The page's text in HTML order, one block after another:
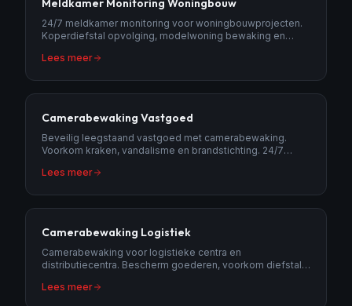
Meldkamer Monitoring Woningbouw
24/7 meldkamer monitoring voor woningbouwprojecten.
Koperdiefstal opvolging, modelwoning bewaking en
Lees meer
Camerabewaking Vastgoed
Beveilig leegstaand vastgoed met camerabewaking.
Voorkom kraken, vandalisme en brandstichting. 24/7
Lees meer
Camerabewaking Logistiek
Camerabewaking voor logistieke centra en
distributiecentra. Bescherm goederen, voorkom diefstal
Lees meer